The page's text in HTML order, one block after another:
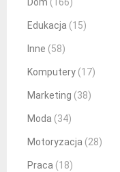
Dom (166)
Edukacja (15)
Inne (58)
Komputery (17)
Marketing (38)
Moda (34)
Motoryzacja (28)
Praca (18)